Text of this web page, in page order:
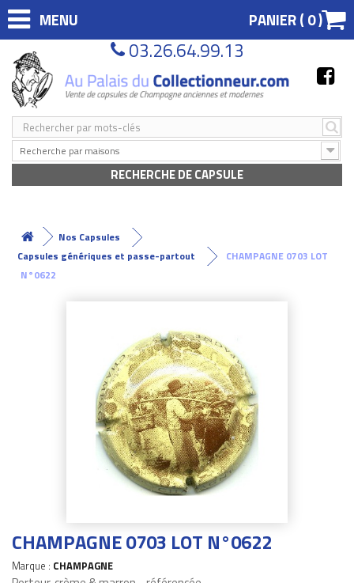
MENU PANIER (0)
03.26.64.99.13
Recherche par maisons
RECHERCHE DE CAPSULE
Nos Capsules
Capsules génériques et passe-partout
CHAMPAGNE 0703 LOT
N°0622
CHAMPAGNE 0703 LOT N°0622
Marque : CHAMPAGNE